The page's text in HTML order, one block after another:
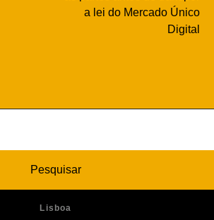
a lei do Mercado Único
Digital
Lisboa